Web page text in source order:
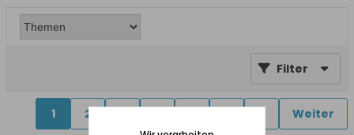
Filter
1 2 Weiter